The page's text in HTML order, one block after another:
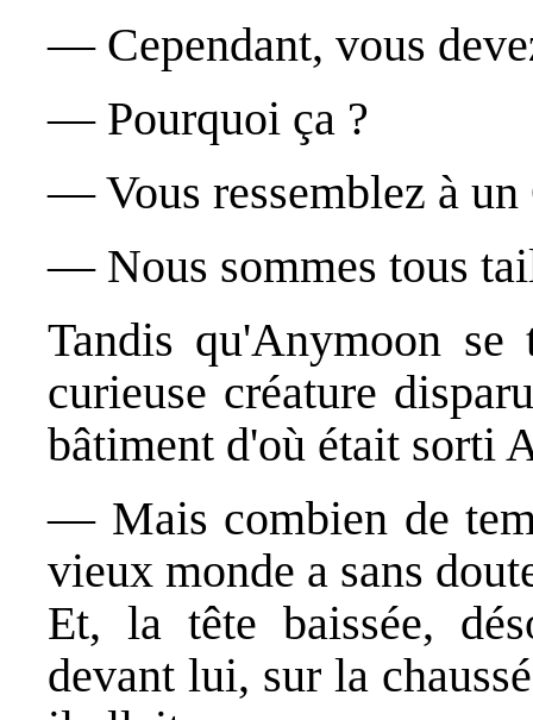
― Cependant, vous
― Pourquoi ça ?
― Vous ressemblez à
― Nous sommes tous
Tandis qu'Anymoon
curieuse créature
bâtiment d'où était sorti
― Mais combien de
vieux monde a sans
Et, la tête baissée,
devant lui, sur la